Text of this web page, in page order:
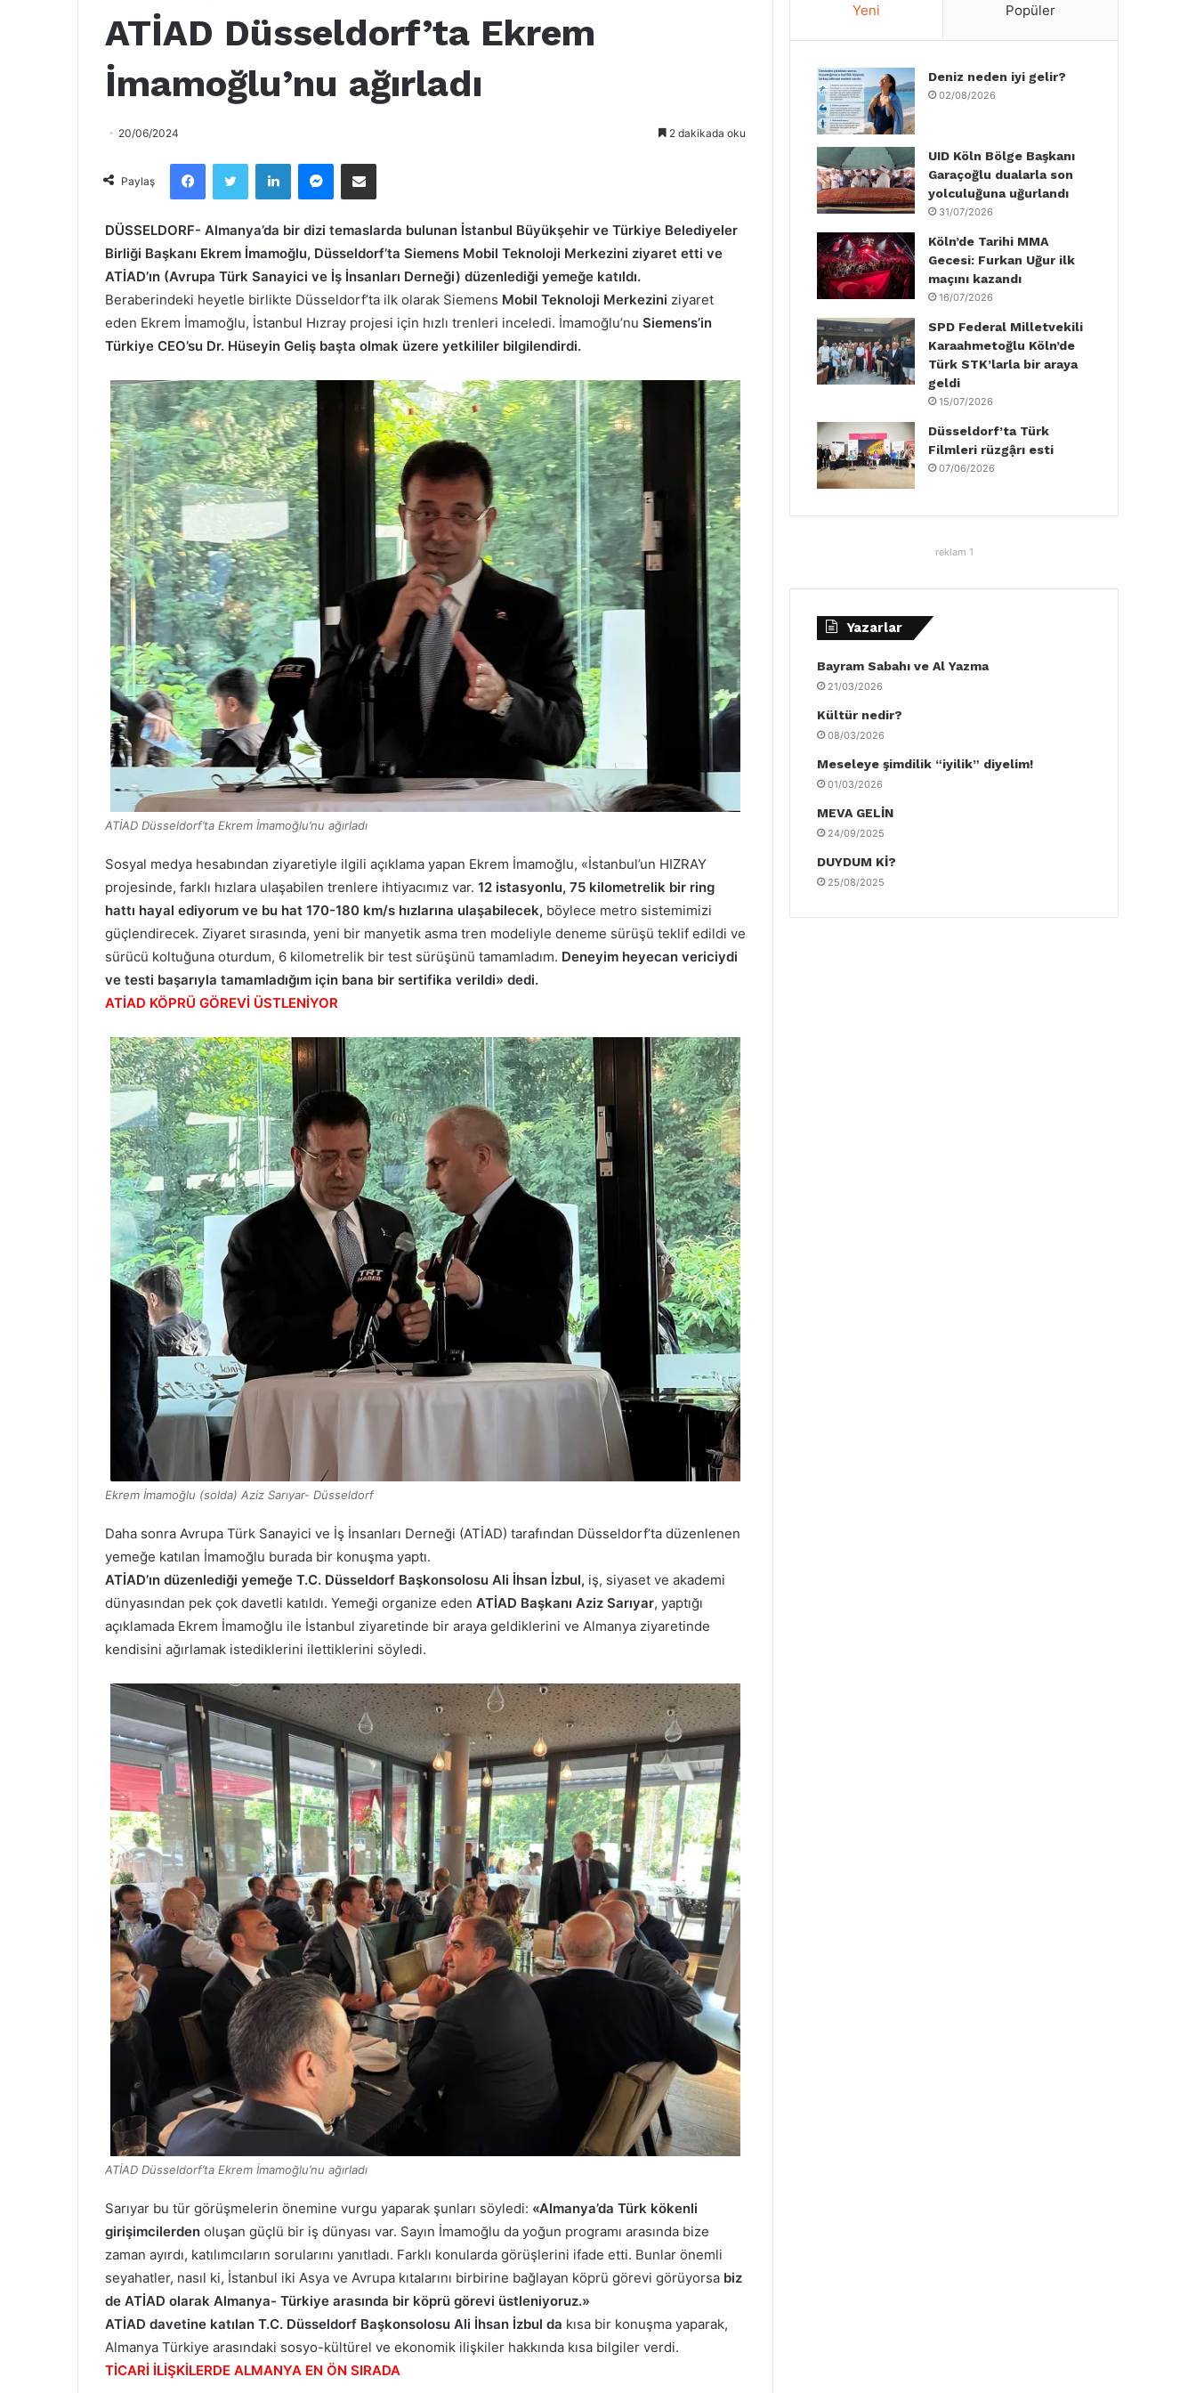
ATİAD Düsseldorf’ta Ekrem
İmamoğlu’nu ağırladı
20/06/2024 2 dakikada oku
Paylaş
DÜSSELDORF- Almanya’da bir dizi temaslarda bulunan İstanbul Büyükşehir ve Türkiye Belediyeler
Birliği Başkanı Ekrem İmamoğlu, Düsseldorf’ta Siemens Mobil Teknoloji Merkezini ziyaret etti ve
ATİAD’ın (Avrupa Türk Sanayici ve İş İnsanları Derneği) düzenlediği yemeğe katıldı.
Beraberindeki heyetle birlikte Düsseldorf’ta ilk olarak Siemens Mobil Teknoloji Merkezini ziyaret
eden Ekrem İmamoğlu, İstanbul Hızray projesi için hızlı trenleri inceledi. İmamoğlu’nu Siemens’in
Türkiye CEO’su Dr. Hüseyin Geliş başta olmak üzere yetkililer bilgilendirdi.
ATİAD Düsseldorf’ta Ekrem İmamoğlu’nu ağırladı
Sosyal medya hesabından ziyaretiyle ilgili açıklama yapan Ekrem İmamoğlu, «İstanbul’un HIZRAY
projesinde, farklı hızlara ulaşabilen trenlere ihtiyacımız var. 12 istasyonlu, 75 kilometrelik bir ring
hattı hayal ediyorum ve bu hat 170-180 km/s hızlarına ulaşabilecek, böylece metro sistemimizi
güçlendirecek. Ziyaret sırasında, yeni bir manyetik asma tren modeliyle deneme sürüşü teklif edildi ve
sürücü koltuğuna oturdum, 6 kilometrelik bir test sürüşünü tamamladım. Deneyim heyecan vericiydi
ve testi başarıyla tamamladığım için bana bir sertifika verildi» dedi.
ATİAD KÖPRÜ GÖREVİ ÜSTLENİYOR
Ekrem İmamoğlu (solda) Aziz Sarıyar- Düsseldorf
Daha sonra Avrupa Türk Sanayici ve İş İnsanları Derneği (ATİAD) tarafından Düsseldorf’ta düzenlenen
yemeğe katılan İmamoğlu burada bir konuşma yaptı.
ATİAD’ın düzenlediği yemeğe T.C. Düsseldorf Başkonsolosu Ali İhsan İzbul, iş, siyaset ve akademi
dünyasından pek çok davetli katıldı. Yemeği organize eden ATİAD Başkanı Aziz Sarıyar, yaptığı
açıklamada Ekrem İmamoğlu ile İstanbul ziyaretinde bir araya geldiklerini ve Almanya ziyaretinde
kendisini ağırlamak istediklerini ilettiklerini söyledi.
ATİAD Düsseldorf’ta Ekrem İmamoğlu’nu ağırladı
Sarıyar bu tür görüşmelerin önemine vurgu yaparak şunları söyledi: «Almanya’da Türk kökenli
girişimcilerden oluşan güçlü bir iş dünyası var. Sayın İmamoğlu da yoğun programı arasında bize
zaman ayırdı, katılımcıların sorularını yanıtladı. Farklı konularda görüşlerini ifade etti. Bunlar önemli
seyahatler, nasıl ki, İstanbul iki Asya ve Avrupa kıtalarını birbirine bağlayan köprü görevi görüyorsa biz
de ATİAD olarak Almanya- Türkiye arasında bir köprü görevi üstleniyoruz.»
ATİAD davetine katılan T.C. Düsseldorf Başkonsolosu Ali İhsan İzbul da kısa bir konuşma yaparak,
Almanya Türkiye arasındaki sosyo-kültürel ve ekonomik ilişkiler hakkında kısa bilgiler verdi.
TİCARİ İLİŞKİLERDE ALMANYA EN ÖN SIRADA
e
b
o
o
t
e
r
e
d
n
u
b
t
a
g
a
m
o
k
Yeni Popüler
Deniz neden iyi gelir?
02/08/2026
UID Köln Bölge Başkanı
Garaçoğlu dualarla son
yolculuğuna uğurlandı
31/07/2026
Köln’de Tarihi MMA
Gecesi: Furkan Uğur ilk
maçını kazandı
16/07/2026
SPD Federal Milletvekili
Karaahmetoğlu Köln’de
Türk STK’larla bir araya
geldi
15/07/2026
Düsseldorf’ta Türk
Filmleri rüzgậrı esti
07/06/2026
reklam 1
Yazarlar
Bayram Sabahı ve Al Yazma
21/03/2026
Kültür nedir?
08/03/2026
Meseleye şimdilik “iyilik” diyelim!
01/03/2026
MEVA GELİN
24/09/2025
DUYDUM Kİ?
25/08/2025